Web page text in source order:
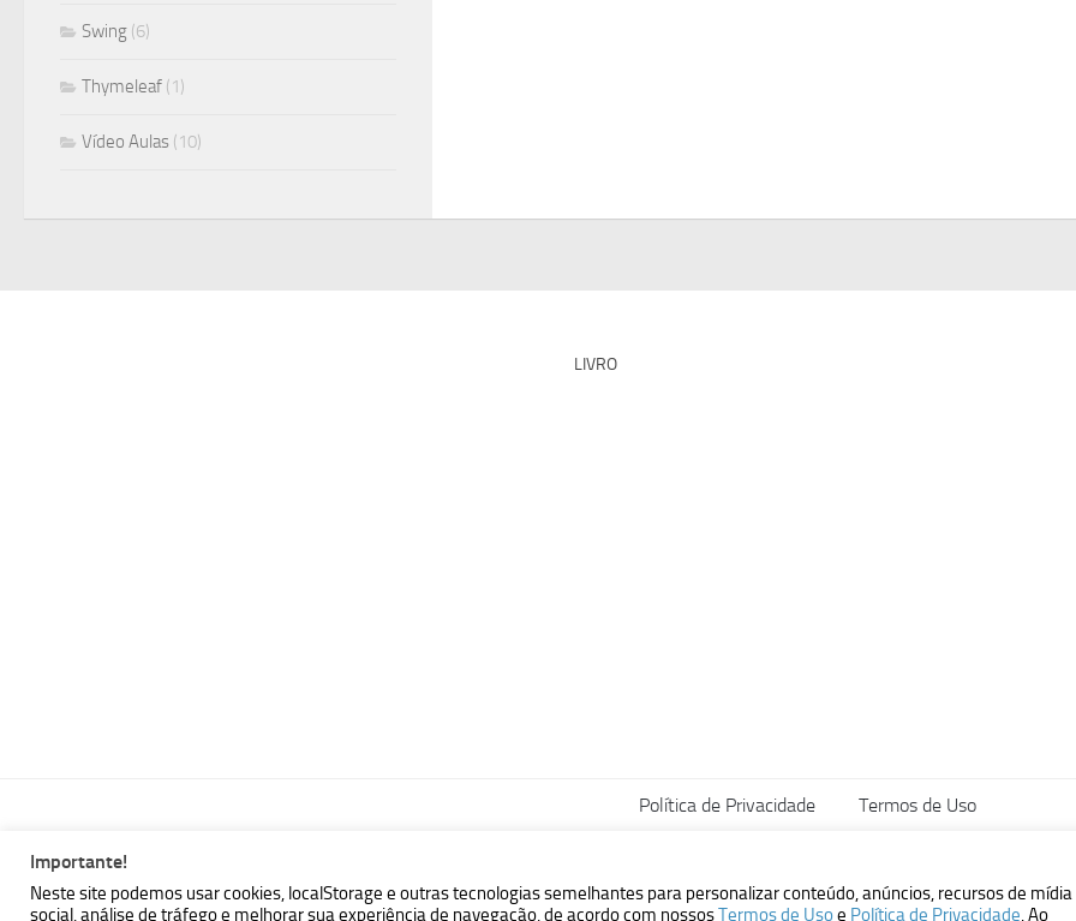
Swing (6)
Thymeleaf (1)
Vídeo Aulas (10)
LIVRO
Política de Privacidade Termos de Uso
MBallem | Programando com Java © 2026. Todos Direitos Reservados.
Powered by - Designed with theHueman theme
Importante!
Neste site podemos usar cookies, localStorage e outras tecnologias semelhantes para personalizar conteúdo, anúncios, recursos de mídia
social, análise de tráfego e melhorar sua experiência de navegação, de acordo com nossosTermos de Usoe Política de Privacidade. Ao